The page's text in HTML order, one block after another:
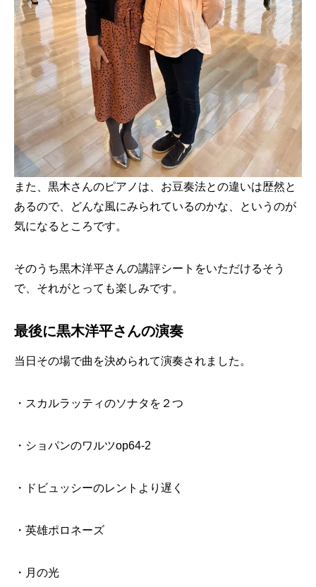
また、黒木さんのピアノは、お豆奏法との違いは歴然と
あるので、どんな風にみられているのかな、というのが
気になるところです。
そのうち黒木洋平さんの講評シートをいただけるそう
で、それがとっても楽しみです。
最後に黒木洋平さんの演奏
当日その場で曲を決められて演奏されました。
・スカルラッティのソナタを２つ
・ショパンのワルツop64-2
・ドビュッシーのレントより遅く
・英雄ポロネーズ
・月の光